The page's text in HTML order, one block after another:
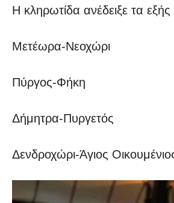
Η κληρωτίδα ανέδειξε τα εξής
Μετέωρα-Νεοχώρι
Πύργος-Φήκη
Δήμητρα-Πυργετός
Δενδροχώρι-Άγιος